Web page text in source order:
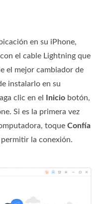
en su iPhone,
el cable Lightning que
el mejor cambiador de
instalarlo en su
clic en el
Inicio botón,
Si es la primera vez
toque Confía
la conexión.